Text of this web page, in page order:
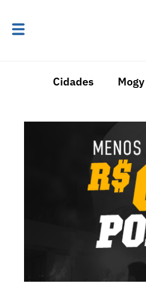
Cidades